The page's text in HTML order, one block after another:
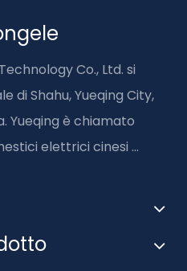
Co., Ltd. si
di Shahu, Yueqing City,
Yueqing è chiamato
elettrici cinesi ...